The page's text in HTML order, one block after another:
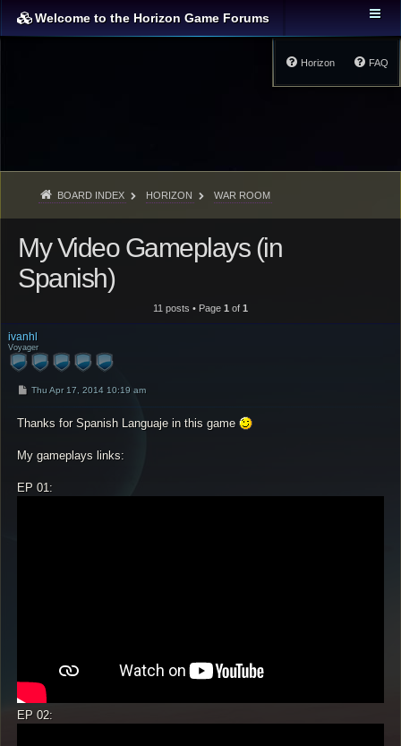
Welcome to the Horizon Game Forums
FAQ
Horizon
BOARD INDEX HORIZON WAR ROOM
My Video Gameplays (in
Spanish)
11 posts • Page 1 of 1
ivanhl
Voyager
P
t
Thu Apr 17, 2014 10:19 am
Thanks for Spanish Languaje in this game
My gameplays links:
EP 01:
EP 02: